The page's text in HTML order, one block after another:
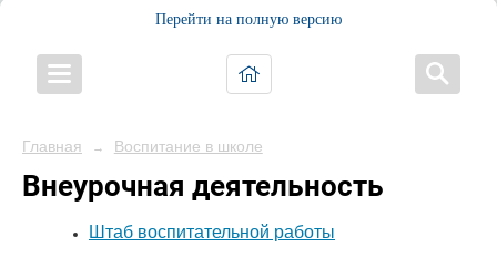
Перейти на полную версию
Главная → Воспитание в школе
Внеурочная деятельность
Штаб воспитательной работы